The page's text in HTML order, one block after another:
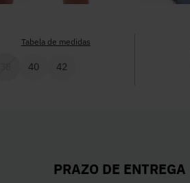
40 42
Tabela de medidas
PRAZO DE ENTREGA